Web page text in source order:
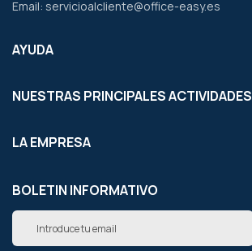
Email: servicioalcliente@office-easy.es
AYUDA
NUESTRAS PRINCIPALES ACTIVIDADES
LA EMPRESA
BOLETIN INFORMATIVO
Inscríbete